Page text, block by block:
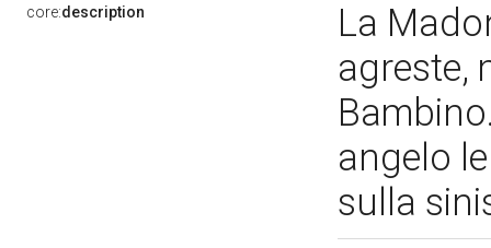
core:description
La
agreste,
angelo
sulla